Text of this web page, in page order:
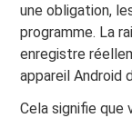
une obligation,
programme. La
enregistre
appareil Android
Cela signifie que